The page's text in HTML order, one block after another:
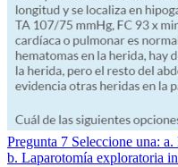
Pregunta 7 Seleccione una:
b. Laparotomía exploratoria